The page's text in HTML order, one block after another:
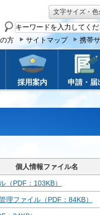
文字サイズ・色
サ
イ
ト
方
サイトマップ 携帯
採用案内 申請・届
個人情報ファイル名
（PDF：103KB）
理ファイル（PDF：84KB）